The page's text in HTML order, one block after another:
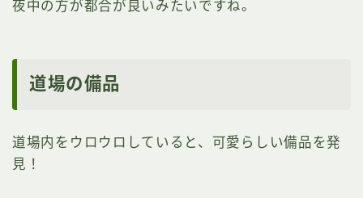
夜中の方が都合が良いみたいですね。
道場の備品
道場内をウロウロしていると、可愛らしい備品を発
見！